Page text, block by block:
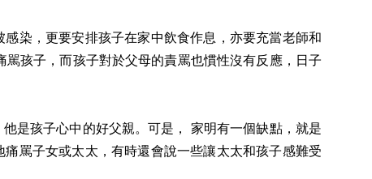
染，更要安排孩子在家中飲食作息，亦要充當老師和
孩子，而孩子對於父母的責罵也慣性沒有反應，日子
是孩子心中的好父親。可是， 家明有一個缺點，就是
罵子女或太太，有時還會說一些讓太太和孩子感難受